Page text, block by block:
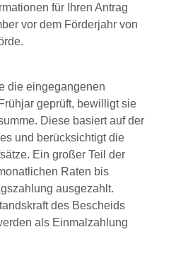
für Ihren Antrag
vor dem Förderjahr von
die eingegangenen
geprüft, bewilligt sie
Diese basiert auf der
und berücksichtigt die
Ein großer Teil der
Raten bis
ausgezahlt.
des Bescheids
als Einmalzahlung